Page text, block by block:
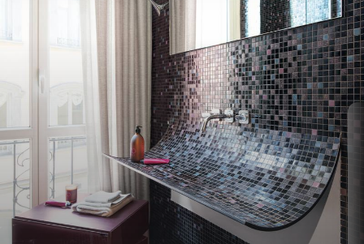
Configurador
Contract
Tiendas
Nuevos Productos MDW26
Promociones
Brand
Arquitectos